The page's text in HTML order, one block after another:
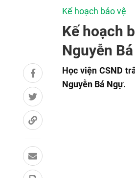
Kế hoạch bảo vệ
Kế hoạch
Nguyễn
Học viện CSND
Nguyễn Bá Ngự.